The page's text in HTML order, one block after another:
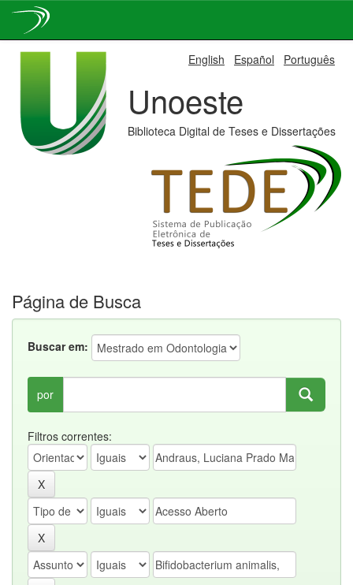
English Español Português
Unoeste
Biblioteca Digital de Teses e Dissertações
Página de Busca
Buscar em:
por
Filtros correntes: